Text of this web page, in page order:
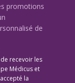
promotions
de
de recevoir les
Médicus et
la